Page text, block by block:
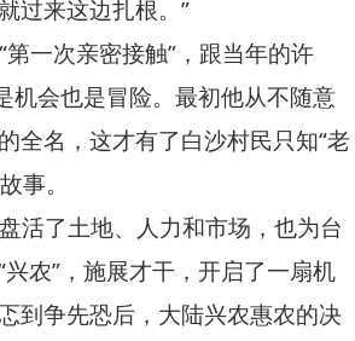
过来这边扎根。”
一次亲密接触”，跟当年的许
机会也是冒险。最初他从不随意
全名，这才有了白沙村民只知“老
事。
活了土地、人力和市场，也为台
农”，施展才干，开启了一扇机
到争先恐后，大陆兴农惠农的决